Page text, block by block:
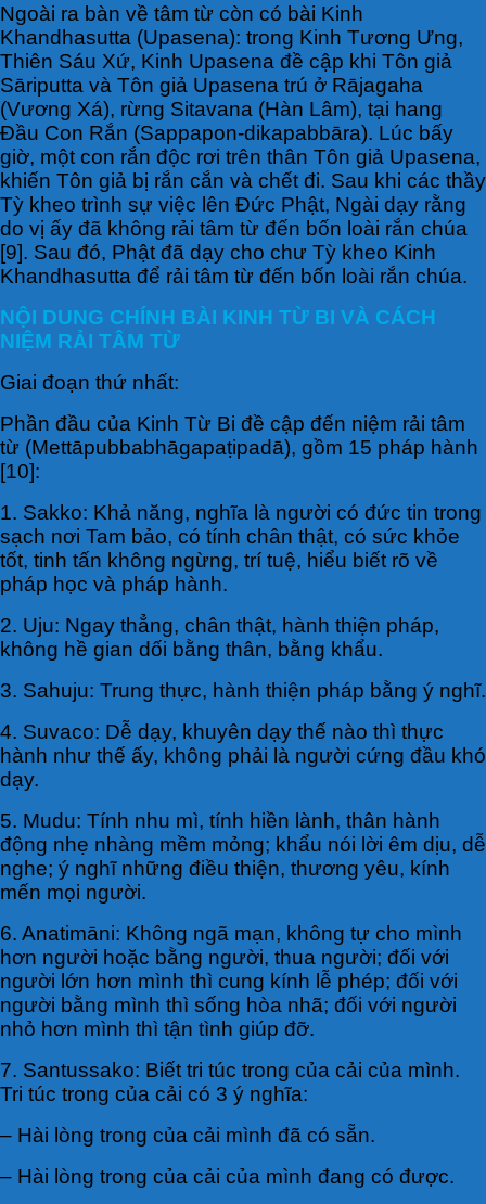
Ngoài ra bàn về tâm từ còn có bài Kinh
Khandhasutta (Upasena): trong Kinh Tương Ưng,
Thiên Sáu Xứ, Kinh Upasena đề cập khi Tôn giả
Sāriputta và Tôn giả Upasena trú ở Rājagaha
(Vương Xá), rừng Sitavana (Hàn Lâm), tại hang
Ðầu Con Rắn (Sappapon-dikapabbāra). Lúc bấy
giờ, một con rắn độc rơi trên thân Tôn giả Upasena,
khiến Tôn giả bị rắn cắn và chết đi. Sau khi các thầy
Tỳ kheo trình sự việc lên Đức Phật, Ngài dạy rằng
do vị ấy đã không rải tâm từ đến bốn loài rắn chúa
[9]. Sau đó, Phật đã dạy cho chư Tỳ kheo Kinh
Khandhasutta để rải tâm từ đến bốn loài rắn chúa.
NỘI DUNG CHÍNH BÀI KINH TỪ BI VÀ CÁCH
NIỆM RẢI TÂM TỪ
Giai đoạn thứ nhất:
Phần đầu của Kinh Từ Bi đề cập đến niệm rải tâm
từ (Mettāpubbabhāgapaṭipadā), gồm 15 pháp hành
[10]:
1. Sakko: Khả năng, nghĩa là người có đức tin trong
sạch nơi Tam bảo, có tính chân thật, có sức khỏe
tốt, tinh tấn không ngừng, trí tuệ, hiểu biết rõ về
pháp học và pháp hành.
2. Uju: Ngay thẳng, chân thật, hành thiện pháp,
không hề gian dối bằng thân, bằng khẩu.
3. Sahuju: Trung thực, hành thiện pháp bằng ý nghĩ.
4. Suvaco: Dễ dạy, khuyên dạy thế nào thì thực
hành như thế ấy, không phải là người cứng đầu khó
dạy.
5. Mudu: Tính nhu mì, tính hiền lành, thân hành
động nhẹ nhàng mềm mỏng; khẩu nói lời êm dịu, dễ
nghe; ý nghĩ những điều thiện, thương yêu, kính
mến mọi người.
6. Anatimāni: Không ngã mạn, không tự cho mình
hơn người hoặc bằng người, thua người; đối với
người lớn hơn mình thì cung kính lễ phép; đối với
người bằng mình thì sống hòa nhã; đối với người
nhỏ hơn mình thì tận tình giúp đỡ.
7. Santussako: Biết tri túc trong của cải của mình.
Tri túc trong của cải có 3 ý nghĩa:
– Hài lòng trong của cải mình đã có sẵn.
– Hài lòng trong của cải của mình đang có được.